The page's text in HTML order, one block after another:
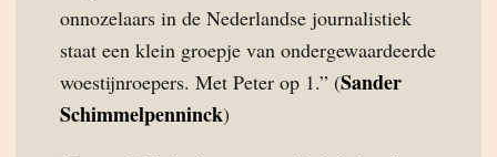
onnozelaars in de Nederlandse journalistiek
staat een klein groepje van ondergewaardeerde
woestijnroepers. Met Peter op 1.” (Sander
Schimmelpenninck)